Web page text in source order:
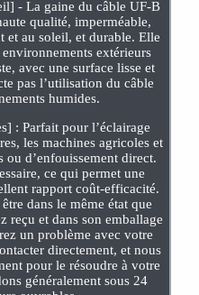
- La gaine du câble UF-B
qualité, imperméable,
et au soleil, et durable. Elle
extérieurs
avec une surface lisse et
pas l’utilisation du câble
humides.
: Parfait pour l’éclairage
les machines agricoles et
ou d’enfouissement direct.
ce qui permet une
rapport coût-efficacité.
dans le même état que
reçu et dans son emballage
un problème avec votre
directement, et nous
pour le résoudre à votre
généralement sous 24